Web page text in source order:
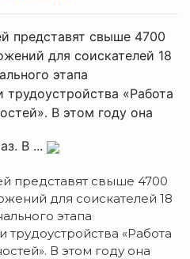
представят свыше 4700
для соискателей 18
этапа
«Работа
В этом году она
В ...
представят свыше 4700
для соискателей 18
этапа
«Работа
В этом году она